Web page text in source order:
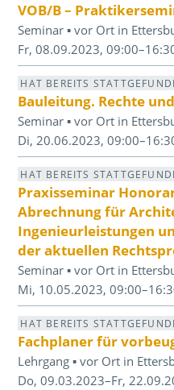
VOB/B –
Seminar ▪ vor Ort in
Fr, 08.09.2023,
HAT BEREITS
Bauleitung. Rechte
Seminar ▪ vor Ort in
Di, 20.06.2023,
HAT BEREITS
Praxisseminar
Abrechnung für
Ingenieurleistungen
der aktuellen
Seminar ▪ vor Ort in
Mi, 10.05.2023,
HAT BEREITS
Fachplaner für
Lehrgang ▪ vor Ort in
Do, 09.03.2023–Fr,